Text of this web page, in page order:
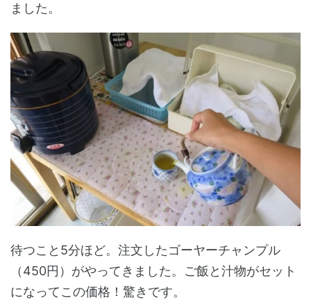
ました。
待つこと5分ほど。注文したゴーヤーチャンプル
（450円）がやってきました。ご飯と汁物がセット
になってこの価格！驚きです。